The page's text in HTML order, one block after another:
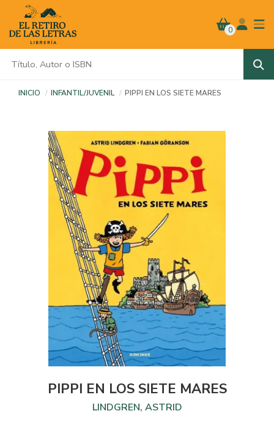
0
INICIO INFANTIL/JUVENIL PIPPI EN LOS SIETE MARES
PIPPI EN LOS SIETE MARES
LINDGREN, ASTRID